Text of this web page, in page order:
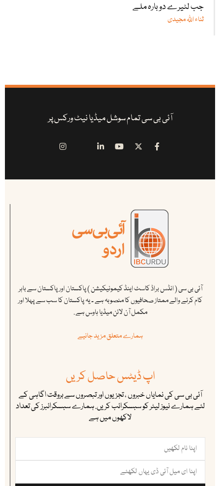
جب لٹیرے دوبارہ ملے
ثناء اللّٰہ مجیدی
آئی بی سی تمام سوشل میڈیا نیٹ ورکس پر
آئی بی سی ( انڈس براڈ کاسٹ اینڈ کیمونیکیشن ) پاکستان اور پاکستان سے باہر
کام کرنے والے ممتاز صحافیوں کا منصوبہ ہے ۔ یہ پاکستان کا سب سے پہلا اور
مکمل آن لائن میڈیا ہاوس ہے .
ہمارے متعلق مزید جانیے
اپ ڈیٹس حاصل کریں
آئی بی سی کی نمایاں خبروں ، تجزیوں اور تبصروں سے بروقت اگاہی کے
لئے ہمارے نیوز لیٹر کو سبسکرائب کریں. ہمارے سبسکرائبرز کی تعداد
لاکھوں میں ہے